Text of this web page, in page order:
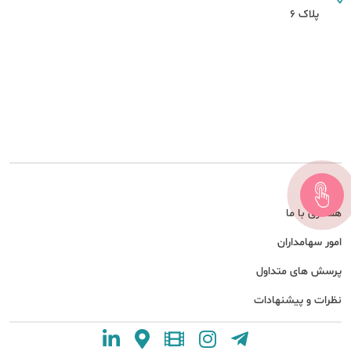
درباره ما
همکاری با ما
امور سهامداران
پرسش های متداول
نظرات و پیشنهادات
پلاک 6